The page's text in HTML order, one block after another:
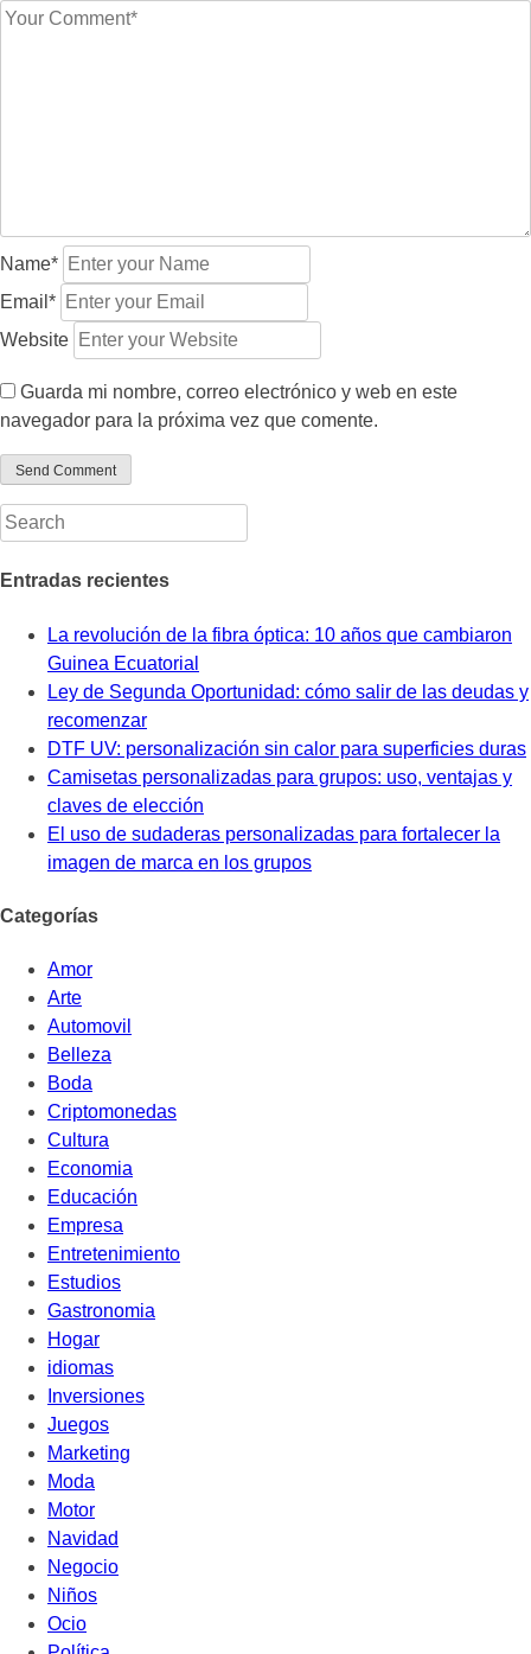
Name*
Email*
Website
Guarda mi nombre, correo electrónico y web en este
navegador para la próxima vez que comente.
Entradas recientes
La revolución de la fibra óptica: 10 años que cambiaron
Guinea Ecuatorial
Ley de Segunda Oportunidad: cómo salir de las deudas y
recomenzar
DTF UV: personalización sin calor para superficies duras
Camisetas personalizadas para grupos: uso, ventajas y
claves de elección
El uso de sudaderas personalizadas para fortalecer la
imagen de marca en los grupos
Categorías
Amor
Arte
Automovil
Belleza
Boda
Criptomonedas
Cultura
Economia
Educación
Empresa
Entretenimiento
Estudios
Gastronomia
Hogar
idiomas
Inversiones
Juegos
Marketing
Moda
Motor
Navidad
Negocio
Niños
Ocio